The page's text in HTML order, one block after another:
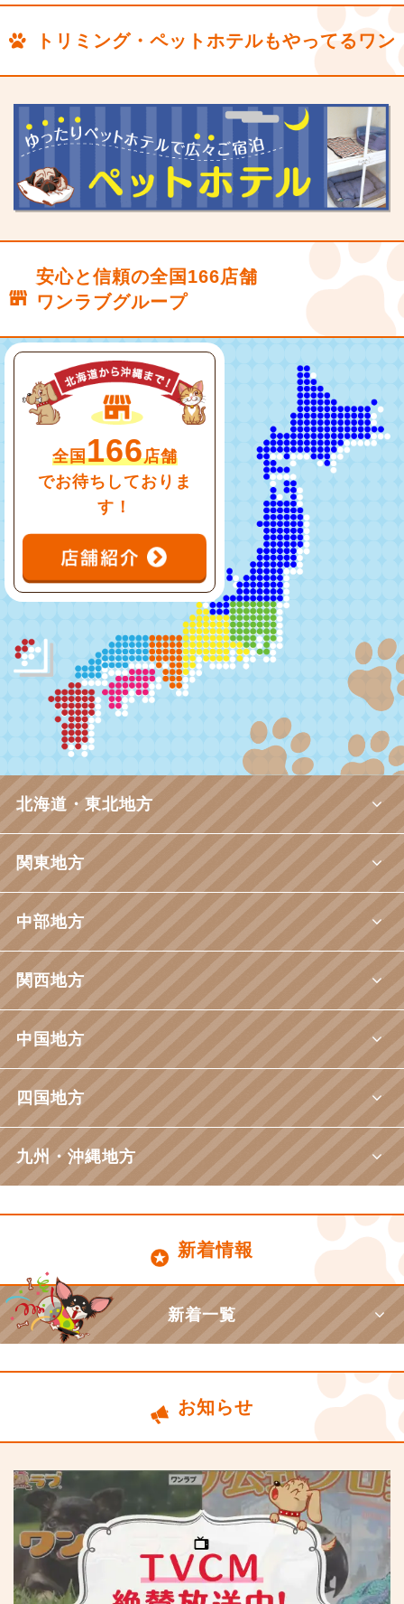
トリミング・ペットホテルもやってるワン
安心と信頼の全国166店舗
ワンラブグループ
全国166店舗
でお待ちしておりま
す！
北海道・東北地方
関東地方
中部地方
関西地方
中国地方
四国地方
九州・沖縄地方
新着情報
新着一覧
お知らせ